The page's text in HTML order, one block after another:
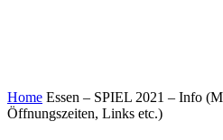
Home Essen – SPIEL 2021 – Info
Öffnungszeiten, Links etc.)